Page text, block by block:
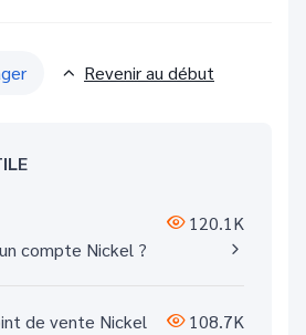
Revenir au début
compte Nickel ?
120.1K
de vente Nickel
108.7K